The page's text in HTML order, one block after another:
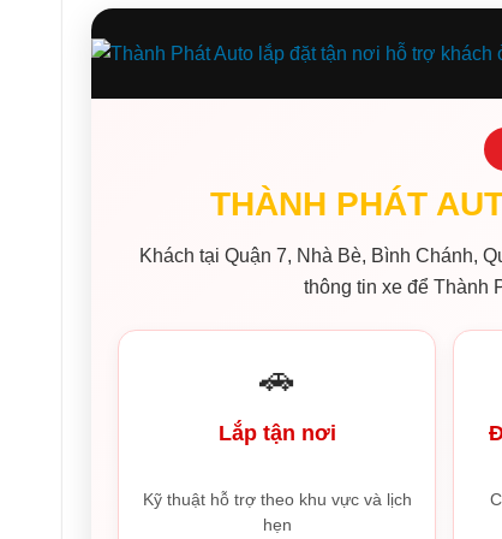
THÀNH PHÁT
Khách tại Quận 7, Nhà Bè, Bình Chánh,
thông tin xe để Thành
🚗
Lắp tận nơi
Kỹ thuật hỗ trợ theo khu vực và lịch
hẹn